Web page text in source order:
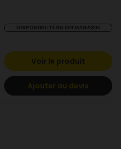
DISPONIBILITÉ SELON MAGASIN
Voir le produit
Ajouter au devis